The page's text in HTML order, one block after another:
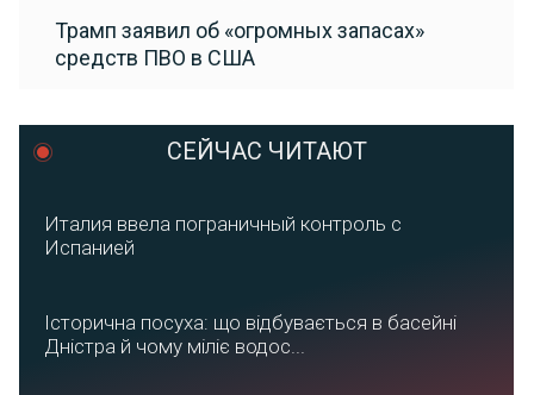
Трамп заявил об «огромных запасах»
средств ПВО в США
СЕЙЧАС ЧИТАЮТ
Италия ввела пограничный контроль с
Испанией
Історична посуха: що відбувається в басейні
Дністра й чому міліє водос...